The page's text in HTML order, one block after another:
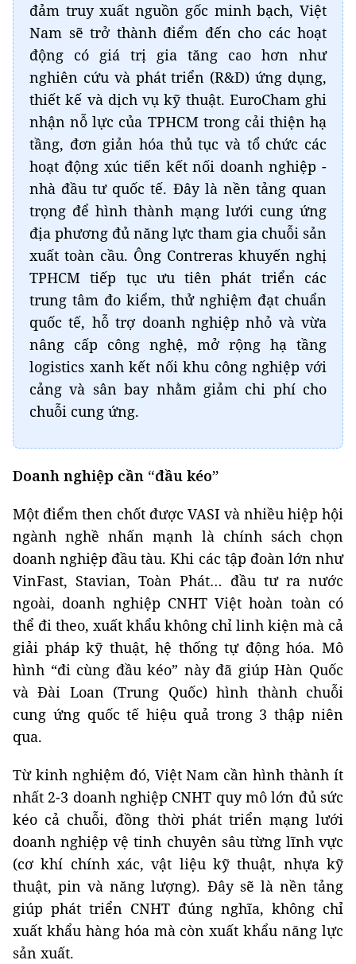
đảm truy xuất nguồn gốc minh bạch, Việt
Nam sẽ trở thành điểm đến cho các hoạt
động có giá trị gia tăng cao hơn như
nghiên cứu và phát triển (R&D) ứng dụng,
thiết kế và dịch vụ kỹ thuật. EuroCham ghi
nhận nỗ lực của TPHCM trong cải thiện hạ
tầng, đơn giản hóa thủ tục và tổ chức các
hoạt động xúc tiến kết nối doanh nghiệp -
nhà đầu tư quốc tế. Đây là nền tảng quan
trọng để hình thành mạng lưới cung ứng
địa phương đủ năng lực tham gia chuỗi sản
xuất toàn cầu. Ông Contreras khuyến nghị
TPHCM tiếp tục ưu tiên phát triển các
trung tâm đo kiểm, thử nghiệm đạt chuẩn
quốc tế, hỗ trợ doanh nghiệp nhỏ và vừa
nâng cấp công nghệ, mở rộng hạ tầng
logistics xanh kết nối khu công nghiệp với
cảng và sân bay nhằm giảm chi phí cho
chuỗi cung ứng.
Doanh nghiệp cần “đầu kéo”
Một điểm then chốt được VASI và nhiều hiệp hội
ngành nghề nhấn mạnh là chính sách chọn
doanh nghiệp đầu tàu. Khi các tập đoàn lớn như
VinFast, Stavian, Toàn Phát… đầu tư ra nước
ngoài, doanh nghiệp CNHT Việt hoàn toàn có
thể đi theo, xuất khẩu không chỉ linh kiện mà cả
giải pháp kỹ thuật, hệ thống tự động hóa. Mô
hình “đi cùng đầu kéo” này đã giúp Hàn Quốc
và Đài Loan (Trung Quốc) hình thành chuỗi
cung ứng quốc tế hiệu quả trong 3 thập niên
qua.
Từ kinh nghiệm đó, Việt Nam cần hình thành ít
nhất 2-3 doanh nghiệp CNHT quy mô lớn đủ sức
kéo cả chuỗi, đồng thời phát triển mạng lưới
doanh nghiệp vệ tinh chuyên sâu từng lĩnh vực
(cơ khí chính xác, vật liệu kỹ thuật, nhựa kỹ
thuật, pin và năng lượng). Đây sẽ là nền tảng
giúp phát triển CNHT đúng nghĩa, không chỉ
xuất khẩu hàng hóa mà còn xuất khẩu năng lực
sản xuất.